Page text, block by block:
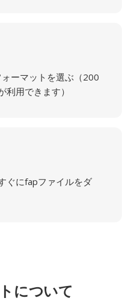
ーマットを選ぶ（200
用できます）
ぐにfapファイルをダ
について